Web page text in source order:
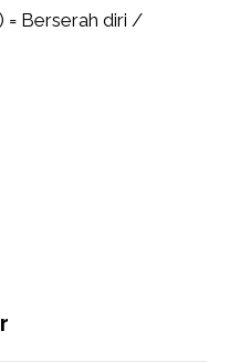
) = Berserah diri /